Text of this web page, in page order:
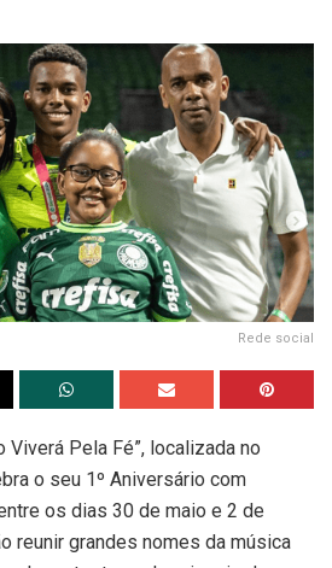
Rede social
Viverá Pela Fé”, localizada no
o seu 1º Aniversário com
os dias 30 de maio e 2 de
reunir grandes nomes da música